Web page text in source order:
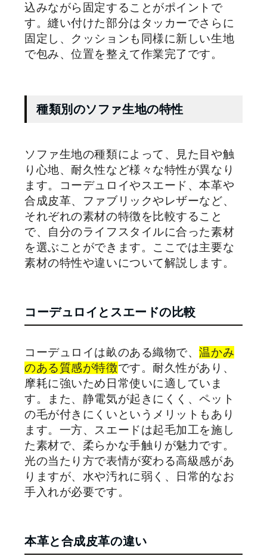
込みながら固定することがポイントで
す。縫い付けた部分はタッカーでさらに
固定し、クッションも同様に新しい生地
で包み、位置を整えて作業完了です。
種類別のソファ生地の特性
ソファ生地の種類によって、見た目や触
り心地、耐久性など様々な特性が異なり
ます。コーデュロイやスエード、本革や
合成皮革、ファブリックやレザーなど、
それぞれの素材の特徴を比較すること
で、自分のライフスタイルに合った素材
を選ぶことができます。ここでは主要な
素材の特性や違いについて解説します。
コーデュロイとスエードの比較
コーデュロイは畝のある織物で、温かみ
のある質感が特徴です。耐久性があり、
摩耗に強いため日常使いに適していま
す。また、静電気が起きにくく、ペット
の毛が付きにくいというメリットもあり
ます。一方、スエードは起毛加工を施し
た素材で、柔らかな手触りが魅力です。
光の当たり方で表情が変わる高級感があ
りますが、水や汚れに弱く、日常的なお
手入れが必要です。
本革と合成皮革の違い